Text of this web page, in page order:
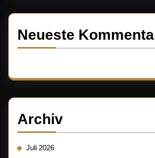
Neueste
Archiv
Juli 2026